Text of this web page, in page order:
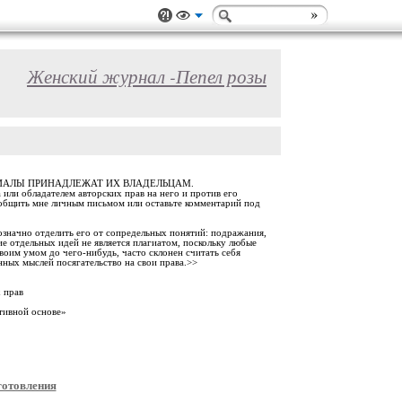
Женский журнал -Пепел розы
ПРИНАДЛЕЖАТ ИХ ВЛАДЕЛЬЦАМ.
обладателем авторских прав на него и против его
мне личным письмом или оставьте комментарий под
отделить его от сопредельных понятий: подражания,
отдельных идей не является плагиатом, поскольку любые
умом до чего-нибудь, часто склонен считать себя
мыслей посягательство на свои права.>>
прав
основе»